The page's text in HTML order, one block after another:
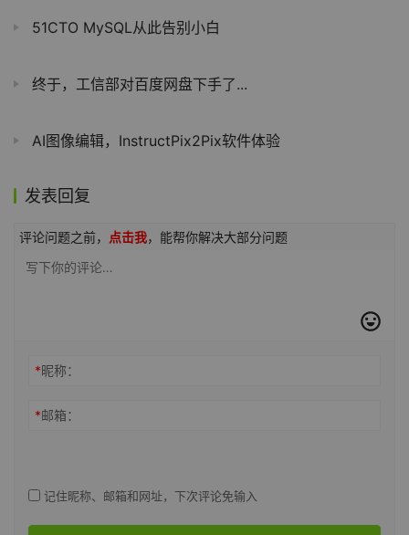
51CTO MySQL从此告别小白
终于，工信部对百度网盘下手了...
AI图像编辑，InstructPix2Pix软件体验
发表回复
评论问题之前， 点击我，能帮你解决大部分问题
*昵称：
*邮箱：
记住昵称、邮箱和网址，下次评论免输入